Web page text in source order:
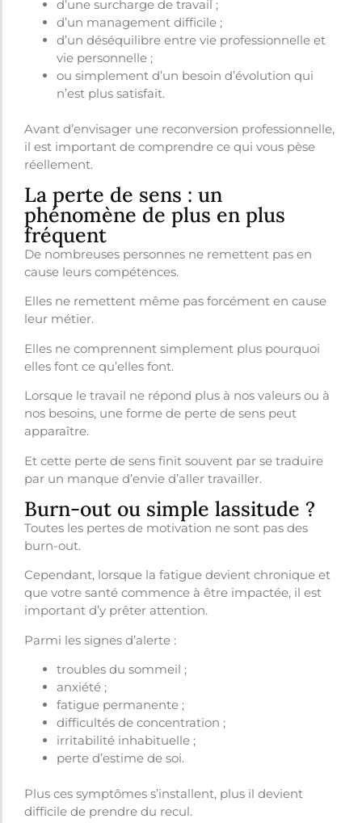
d’une surcharge de travail ;
d’un management difficile ;
d’un déséquilibre entre vie professionnelle et
vie personnelle ;
ou simplement d’un besoin d’évolution qui
n’est plus satisfait.
Avant d’envisager une reconversion professionnelle,
il est important de comprendre ce qui vous pèse
réellement.
La perte de sens : un
phénomène de plus en plus
fréquent
De nombreuses personnes ne remettent pas en
cause leurs compétences.
Elles ne remettent même pas forcément en cause
leur métier.
Elles ne comprennent simplement plus pourquoi
elles font ce qu’elles font.
Lorsque le travail ne répond plus à nos valeurs ou à
nos besoins, une forme de perte de sens peut
apparaître.
Et cette perte de sens finit souvent par se traduire
par un manque d’envie d’aller travailler.
Burn-out ou simple lassitude ?
Toutes les pertes de motivation ne sont pas des
burn-out.
Cependant, lorsque la fatigue devient chronique et
que votre santé commence à être impactée, il est
important d’y prêter attention.
Parmi les signes d’alerte :
troubles du sommeil ;
anxiété ;
fatigue permanente ;
difficultés de concentration ;
irritabilité inhabituelle ;
perte d’estime de soi.
Plus ces symptômes s’installent, plus il devient
difficile de prendre du recul.